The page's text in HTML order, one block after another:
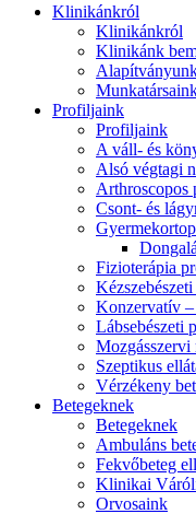
Klinikánkról
Klinikánkról
Klinikánk
Profiljaink
Profiljaink
A váll- és
Alsó végtagi
Arthroscopos
Csont- és
Fizioterápia
Konzervatív
Lábsebészeti
Mozgásszervi
Szeptikus
Vérzékeny
Betegeknek
Betegeknek
Ambuláns
Fekvőbeteg
Klinikai
Orvosaink